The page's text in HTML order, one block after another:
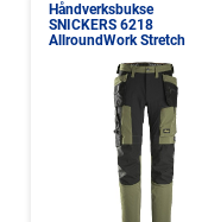
Håndverksbukse
SNICKERS 6218
AllroundWork Stretch